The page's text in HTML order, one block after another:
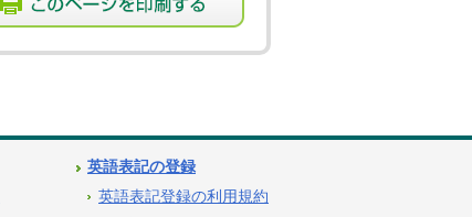
英語表記の登録
英語表記登録の利用規約